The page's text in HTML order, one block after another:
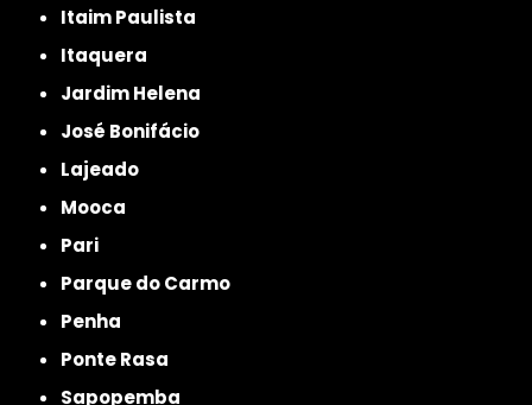
Itaim Paulista
Itaquera
Jardim Helena
José Bonifácio
Lajeado
Mooca
Pari
Parque do Carmo
Penha
Ponte Rasa
Sapopemba